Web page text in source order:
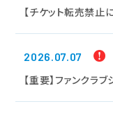
【チケット転売禁止
2026.07.07
【重要】ファンクラ